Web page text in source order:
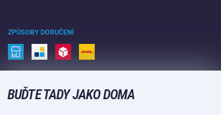
Volný čas a zábava
Kemping a turistika
Bojové sporty
Kola a koloběžky
Vrácení a reklamace
Doprava a platba
ZPŮSOBY DORUČENÍ
BUĎTE TADY JAKO DOMA